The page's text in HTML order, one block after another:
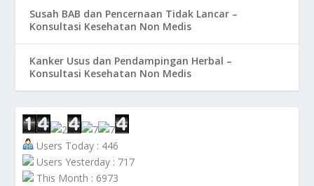
Susah BAB dan Pencernaan Tidak Lancar –
Konsultasi Kesehatan Non Medis
Kanker Usus dan Pendampingan Herbal –
Konsultasi Kesehatan Non Medis
Users Today : 446
Users Yesterday : 717
This Month : 6973